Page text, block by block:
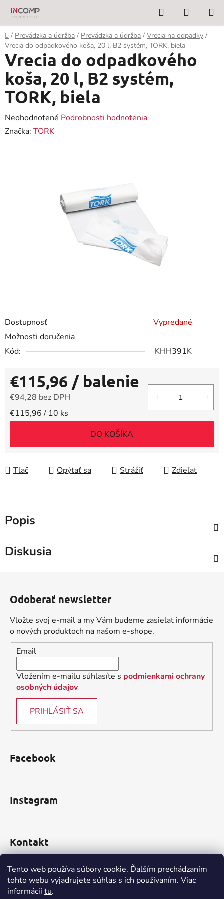
Tento web používa súbory cookie. Ďalším prechádzaním
tohto webu vyjadrujete súhlas s ich používaním. Viac
informáciítu.
Prejsť
obsah
Hľadať
KOŠÍK
Domov
/ Prevádzka a údržba / Prevádzka a údržba / Vrecia na odpadky /
Vrecia do odpadkového koša, 20 l, B2 systém, TORK, biela
Dostupnosť
Vypredané
Možnosti doručenia
Kód:
KHH391K
€115,96 / balenie
€94,28 bez DPH
Jednotková cena:
€115,96 / 10 ks
DO KOŠÍKA
Tlač Opýtať sa Strážiť Zdieľať
Vrecia do odpadkového
koša, 20 l, B2 systém,
TORK, biela
Priemerné
hodnotenie
Neohodnotené Podrobnosti hodnotenia
Značka: TORK
Popis
Diskusia
Odoberať newsletter
Vložte svoj e-mail a my Vám budeme zasielať informácie
o nových produktoch na našom e-shope.
Email
Vložením e-mailu súhlasíte s podmienkami ochrany
osobných údajov
PRIHLÁSIŤ SA
Facebook
Instagram
Kontakt
obchod@incomp.sk
0910 999 552